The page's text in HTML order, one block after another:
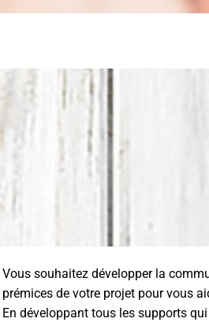
Vous souhaitez développer la
prémices de votre projet pour vous
En développant tous les supports